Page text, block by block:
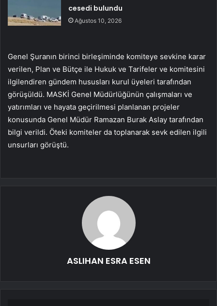
cesedi bulundu
Ağustos 10, 2026
Genel Şuranın birinci birleşiminde komiteye sevkine karar
verilen, Plan ve Bütçe ile Hukuk ve Tarifeler ve komitesini
ilgilendiren gündem hususları kurul üyeleri tarafından
görüşüldü. MASKİ Genel Müdürlüğünün çalışmaları ve
yatırımları ve hayata geçirilmesi planlanan projeler
konusunda Genel Müdür Ramazan Burak Aslay tarafından
bilgi verildi. Öteki komiteler da toplanarak sevk edilen ilgili
unsurları görüştü.
ASLIHAN ESRA ESEN